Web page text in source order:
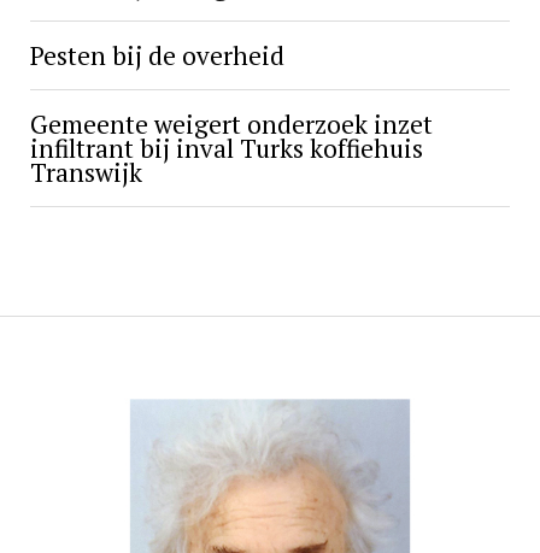
Pesten bij de overheid
Gemeente weigert onderzoek inzet
infiltrant bij inval Turks koffiehuis
Transwijk